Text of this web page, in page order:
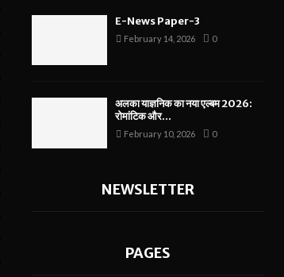
E-News Paper-3
February 14, 2026 0
अलका याज्ञनिक का नया एल्बम 2026:
रोमांटिक और...
February 10, 2026 0
NEWSLETTER
PAGES